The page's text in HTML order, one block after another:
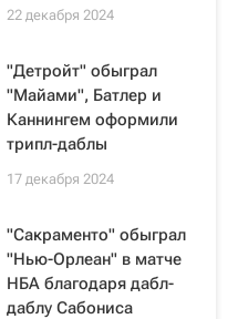
22 декабря 2024
"Детройт" обыграл
"Майами", Батлер и
Каннингем оформили
трипл-даблы
17 декабря 2024
"Сакраменто" обыграл
"Нью-Орлеан" в матче
НБА благодаря дабл-
даблу Сабониса